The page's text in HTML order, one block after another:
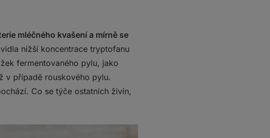
mléčného kvašení a mírně se
nižší koncentrace tryptofanu
fermentovaného pylu, jako
v případě rouskového pylu.
Co se týče ostatních živin,